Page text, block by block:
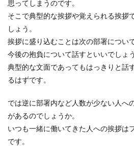
す機会はあるでし
初デートの会
好きな人との初デ
思ってしまうのです。
そこで典型的な挨拶や覚えられる挨拶
しょう。
挨拶に盛り込むことは次の部署につい
今後の抱負について話すといいでしょう
典型的な文面であってもはっきりと話
るはずです。
では逆に部署内など人数が少ない人へ
があるのでしょうか。
いつも一緒に働いてきた人への挨拶は
です。